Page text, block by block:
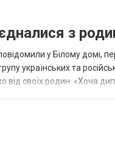
з
у Білому домі,
українських та
від своїх родин. «Хоча